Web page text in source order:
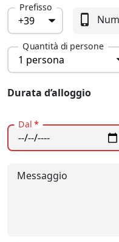
Prefisso
phone_iphone
Quantità di persone
Durata d’alloggio
Dal *
Messaggio